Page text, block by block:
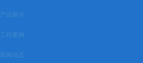
产品展示
工程案例
新闻动态